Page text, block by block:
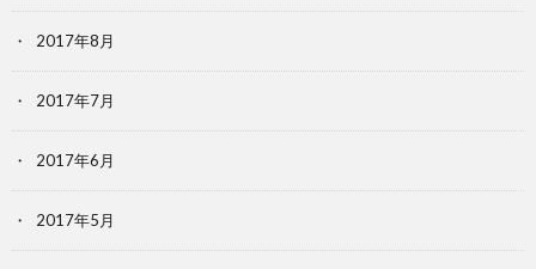
2017年8月
2017年7月
2017年6月
2017年5月